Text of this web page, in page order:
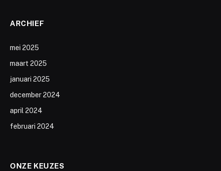
ARCHIEF
mei 2025
maart 2025
januari 2025
december 2024
april 2024
februari 2024
ONZE KEUZES